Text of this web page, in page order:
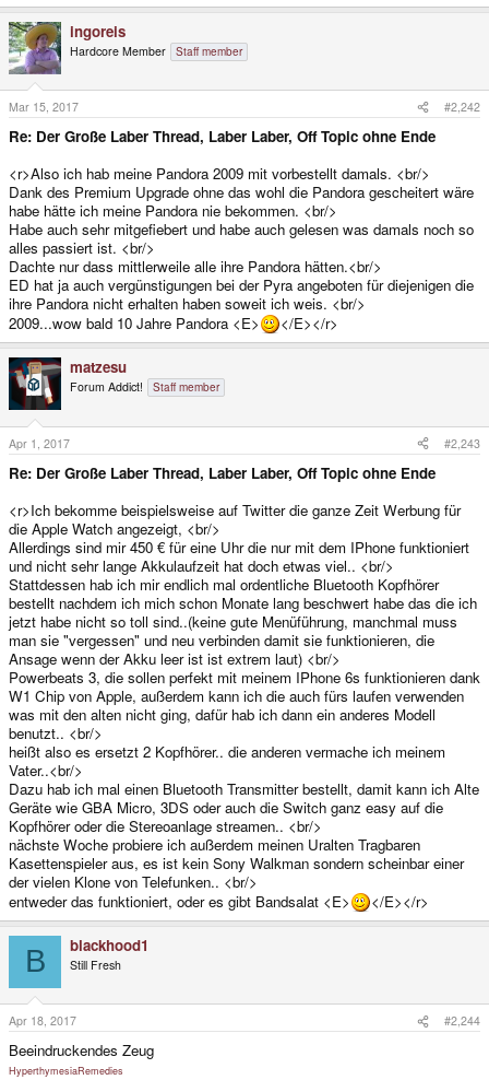
ingoreis
Hardcore Member Staff member
Mar 15, 2017 #2,242
Re: Der Große Laber Thread, Laber Laber, Off Topic ohne Ende
<r>Also ich hab meine Pandora 2009 mit vorbestellt damals. <br/>
Dank des Premium Upgrade ohne das wohl die Pandora gescheitert wäre
habe hätte ich meine Pandora nie bekommen. <br/>
Habe auch sehr mitgefiebert und habe auch gelesen was damals noch so
alles passiert ist. <br/>
Dachte nur dass mittlerweile alle ihre Pandora hätten.<br/>
ED hat ja auch vergünstigungen bei der Pyra angeboten für diejenigen die
ihre Pandora nicht erhalten haben soweit ich weis. <br/>
2009...wow bald 10 Jahre Pandora <E>
</E></r>
matzesu
Forum Addict! Staff member
Apr 1, 2017 #2,243
Re: Der Große Laber Thread, Laber Laber, Off Topic ohne Ende
<r>Ich bekomme beispielsweise auf Twitter die ganze Zeit Werbung für
die Apple Watch angezeigt, <br/>
Allerdings sind mir 450 € für eine Uhr die nur mit dem IPhone funktioniert
und nicht sehr lange Akkulaufzeit hat doch etwas viel.. <br/>
Stattdessen hab ich mir endlich mal ordentliche Bluetooth Kopfhörer
bestellt nachdem ich mich schon Monate lang beschwert habe das die ich
jetzt habe nicht so toll sind..(keine gute Menüführung, manchmal muss
man sie "vergessen" und neu verbinden damit sie funktionieren, die
Ansage wenn der Akku leer ist ist extrem laut) <br/>
Powerbeats 3, die sollen perfekt mit meinem IPhone 6s funktionieren dank
W1 Chip von Apple, außerdem kann ich die auch fürs laufen verwenden
was mit den alten nicht ging, dafür hab ich dann ein anderes Modell
benutzt.. <br/>
heißt also es ersetzt 2 Kopfhörer.. die anderen vermache ich meinem
Vater..<br/>
Dazu hab ich mal einen Bluetooth Transmitter bestellt, damit kann ich Alte
Geräte wie GBA Micro, 3DS oder auch die Switch ganz easy auf die
Kopfhörer oder die Stereoanlage streamen.. <br/>
nächste Woche probiere ich außerdem meinen Uralten Tragbaren
Kasettenspieler aus, es ist kein Sony Walkman sondern scheinbar einer
der vielen Klone von Telefunken.. <br/>
entweder das funktioniert, oder es gibt Bandsalat <E>
</E></r>
B blackhood1
Still Fresh
Apr 18, 2017 #2,244
Beeindruckendes Zeug
HyperthymesiaRemedies